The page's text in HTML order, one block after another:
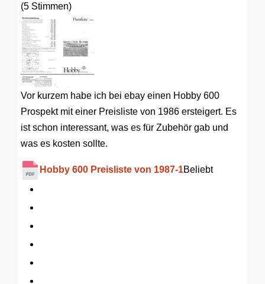
(5 Stimmen)
Vor kurzem habe ich bei ebay einen Hobby 600
Prospekt mit einer Preisliste von 1986 ersteigert. Es
ist schon interessant, was es für Zubehör gab und
was es kosten sollte.
Hobby 600 Preisliste von 1987-1Beliebt